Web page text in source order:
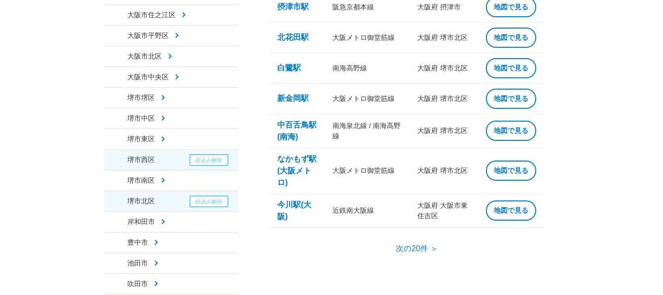
大阪市住之江区
大阪市平野区
大阪市北区
大阪市中央区
堺市堺区
堺市中区
堺市東区
堺市西区
堺市南区
堺市北区
岸和田市
豊中市
池田市
吹田市
摂津市駅 阪急京都本線 大阪府 摂津市 地図で見る
北花田駅 大阪メトロ御堂筋線 大阪府 堺市北区 地図で見る
白鷺駅 南海高野線 大阪府 堺市北区 地図で見る
新金岡駅 大阪メトロ御堂筋線 大阪府 堺市北区 地図で見る
中百舌鳥駅
(南海)
南海泉北線 / 南海高野
線
大阪府 堺市北区 地図で見る
なかもず駅
(大阪メト
ロ)
大阪メトロ御堂筋線 大阪府 堺市北区 地図で見る
今川駅(大
阪)
近鉄南大阪線
大阪府 大阪市東
住吉区
地図で見る
次の20件 ＞